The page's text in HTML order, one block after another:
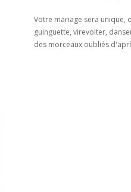
Votre mariage sera unique,
guinguette, virevolter,
des morceaux oubliés